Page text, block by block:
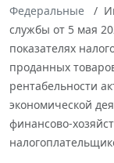
Федеральные
службы от 5 мая
показателях
проданных
рентабельности
экономической
финансово-